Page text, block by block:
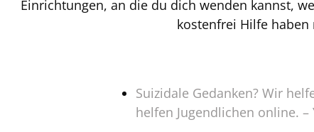
Einrichtungen, an die du dich wenden kannst,
kostenfrei Hilfe haben
Suizidale Gedanken? Wir
helfen Jugendlichen online. –